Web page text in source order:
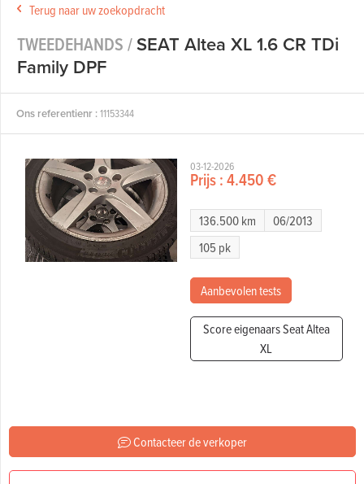
Terug naar uw zoekopdracht
TWEEDEHANDS /SEAT Altea XL 1.6 CR TDi
Family DPF
Ons referentienr :11153344
03-12-2026
Prijs :4.450 €
136.500 km
06/2013
105 pk
Aanbevolen tests
Score eigenaars Seat Altea
XL
Contacteer de verkoper